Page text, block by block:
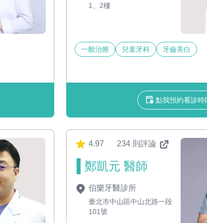
1、2樓
一般治療 兒童牙科 牙齒美白
點我預約看診時
4.97 234 則評論
鄭凱元 醫師
伯樂牙醫診所
臺北市中山區中山北路一段
101號